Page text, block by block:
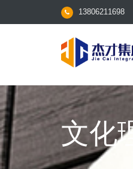
13806211698
文化